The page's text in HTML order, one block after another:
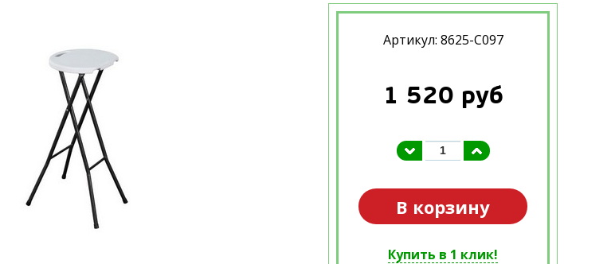
Артикул: 8625-C097
1 520 руб
В корзину
Купить в 1 клик!